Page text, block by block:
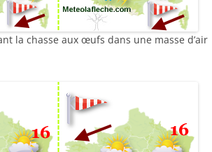
la chasse aux œufs dans une masse d’air